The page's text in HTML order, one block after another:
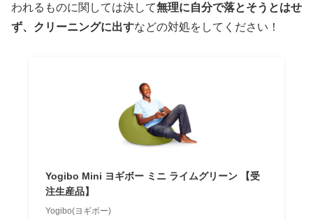
われるものに関しては決して無理に自分で落とそうとはせ
ず、クリーニングに出すなどの対処をしてください！
Yogibo Mini ヨギボー ミニ ライムグリーン 【受
注生産品】
Yogibo(ヨギボー)